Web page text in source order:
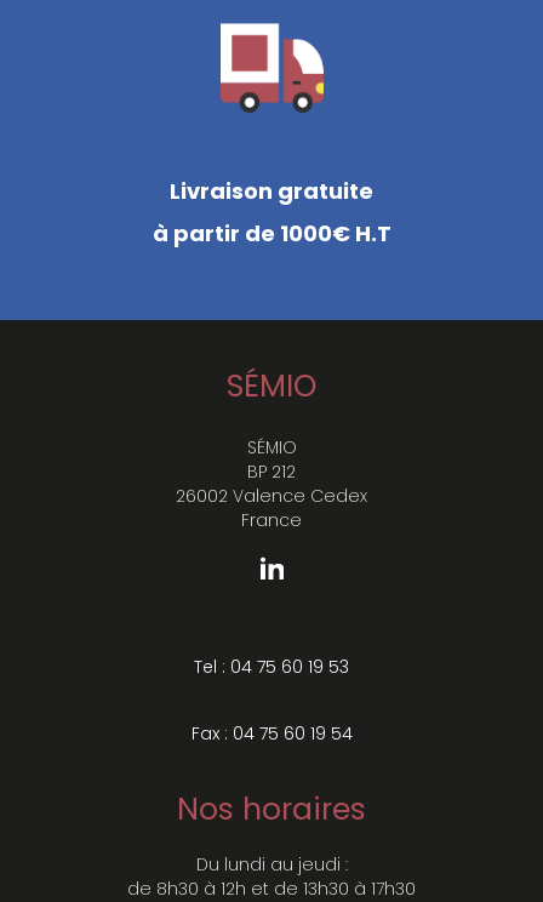
Livraison gratuite
à partir de 1000€ H.T
SÉMIO
SÉMIO
BP 212
26002 Valence Cedex
France
Tel : 04 75 60 19 53
Fax : 04 75 60 19 54
Nos horaires
Du lundi au jeudi :
de 8h30 à 12h et de 13h30 à 17h30